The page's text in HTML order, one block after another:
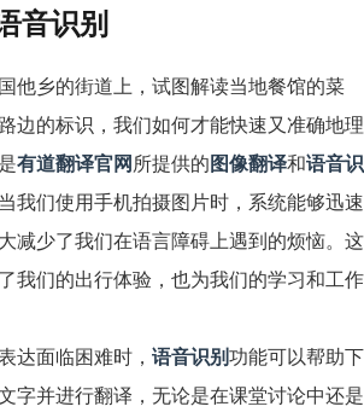
音识别
他乡的街道上，试图解读当地餐馆的菜
边的标识，我们如何才能快速又准确地理
有道翻译官网所提供的图像翻译和语音识
我们使用手机拍摄图片时，系统能够迅速
减少了我们在语言障碍上遇到的烦恼。这
我们的出行体验，也为我们的学习和工作
达面临困难时， 语音识别功能可以帮助下
字并进行翻译，无论是在课堂讨论中还是